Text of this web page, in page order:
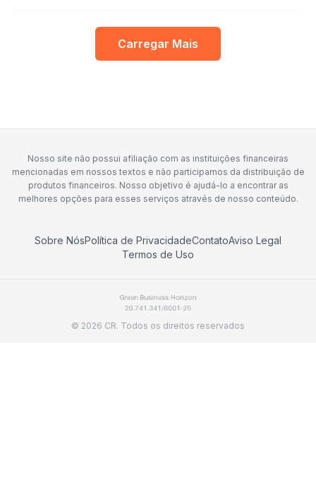
Carregar Mais
Nosso site não possui afiliação com as instituições financeiras
mencionadas em nossos textos e não participamos da distribuição de
produtos financeiros. Nosso objetivo é ajudá-lo a encontrar as
melhores opções para esses serviços através de nosso conteúdo.
Sobre NósPolítica de PrivacidadeContatoAviso Legal
Termos de Uso
© 2026 CR. Todos os direitos reservados